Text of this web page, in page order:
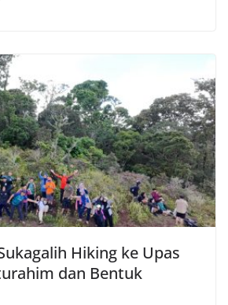
Hiking ke Upas
dan Bentuk